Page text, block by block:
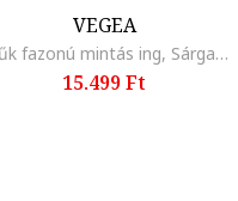
VEGEA
Szűk fazonú mintás ing, Sárga/Sötétkék
15.499 Ft